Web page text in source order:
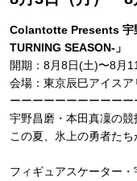
Colantotte Presents 宇
TURNING SEASON-」
開期：8月8日(土)〜8月
会場：東京辰巳アイスア
ーーーーーーーーーー
宇野昌磨・本田真凜の競
この夏、氷上の勇者た
フィギュアスケーター